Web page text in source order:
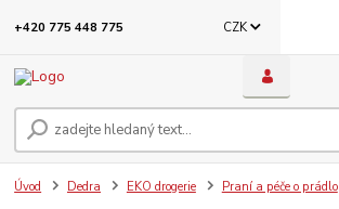
CZK
+420 775 448 775
Úvod Dedra EKO drogerie Praní a péče o prádlo